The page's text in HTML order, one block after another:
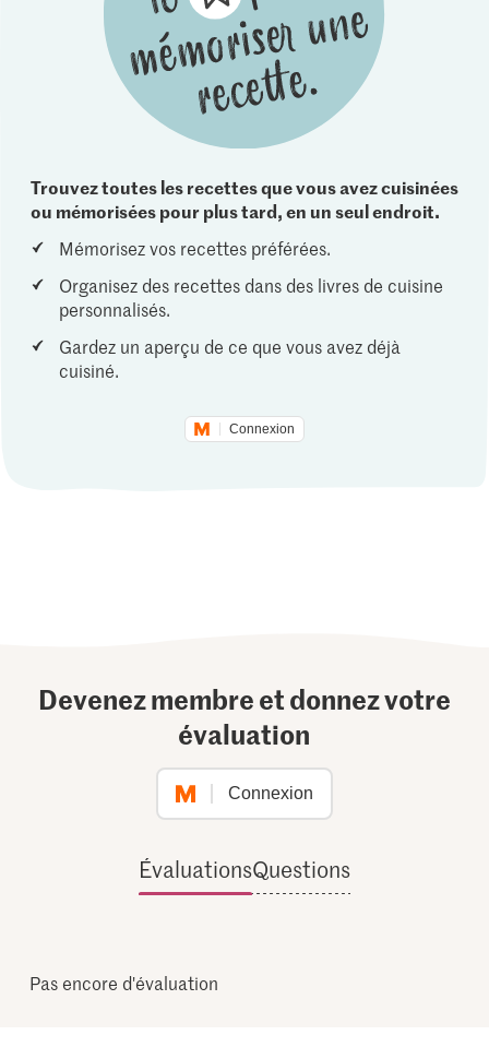
Trouvez toutes les recettes que vous avez cuisinées
ou mémorisées pour plus tard, en un seul endroit.
Mémorisez vos recettes préférées.
Organisez des recettes dans des livres de cuisine
personnalisés.
Gardez un aperçu de ce que vous avez déjà
cuisiné.
Connexion
Devenez membre et donnez votre
évaluation
Connexion
ÉvaluationsQuestions
Pas encore d'évaluation